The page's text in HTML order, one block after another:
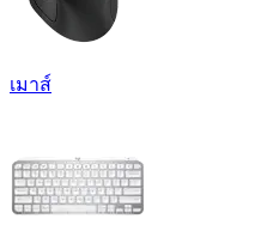
เมาส์